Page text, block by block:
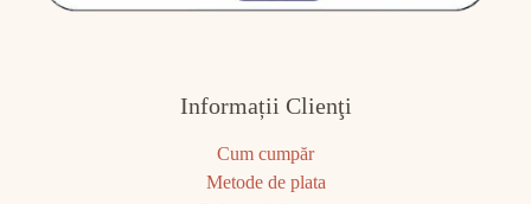
Informații Clienţi
Cum cumpăr
Metode de plata